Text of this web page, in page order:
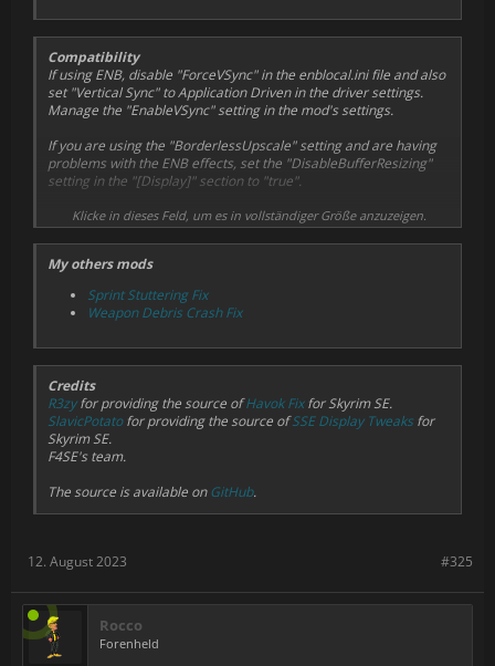
glitch when working with multiple monitors).
Fix drop read speed from the disk during loading screens.
Fix rotation speed of objects.
Fix rotation speed in workshop mode.
Fixes a problem of stuck NPC and getting stuck when you
access to the terminal and power armor.
Fix animation speed in Pip-Boy when using FallUI mod.
Fix wind speed (clothes and hair).
Fixed a bug with a white screen when the player falls (from
Displays FPS, loading t and other information in the on-
The mod will be useful for any FPS.
located in game folder Fallout 4\Data\F4SE\Plugins or in mod
folder: true - enabled, false - disabled. Also you can create your
Compatibility
If using ENB, disable "ForceVSync" in the enblocal.ini file and also
set "Vertical Sync" to Application Driven in the driver settings.
Manage the "EnableVSync" setting in the mod's settings.
If you are using the "BorderlessUpscale" setting and are having
problems with the ENB effects, set the "DisableBufferResizing"
setting in the "[Display]" section to "true".
The mod must be compatible with others.
Klicke in dieses Feld, um es in vollständiger Größe anzuzeigen.
My others mods
Sprint Stuttering Fix
Weapon Debris Crash Fix
Credits
R3zyfor providing the source ofHavok Fixfor Skyrim SE.
SlavicPotatofor providing the source ofSSE Display Tweaks for
Skyrim SE.
F4SE's team.
The source is available onGitHub.
#325
12. August 2023
Rocco
Forenheld